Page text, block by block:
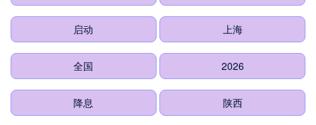
启动 上海
全国 2026
降息 陕西